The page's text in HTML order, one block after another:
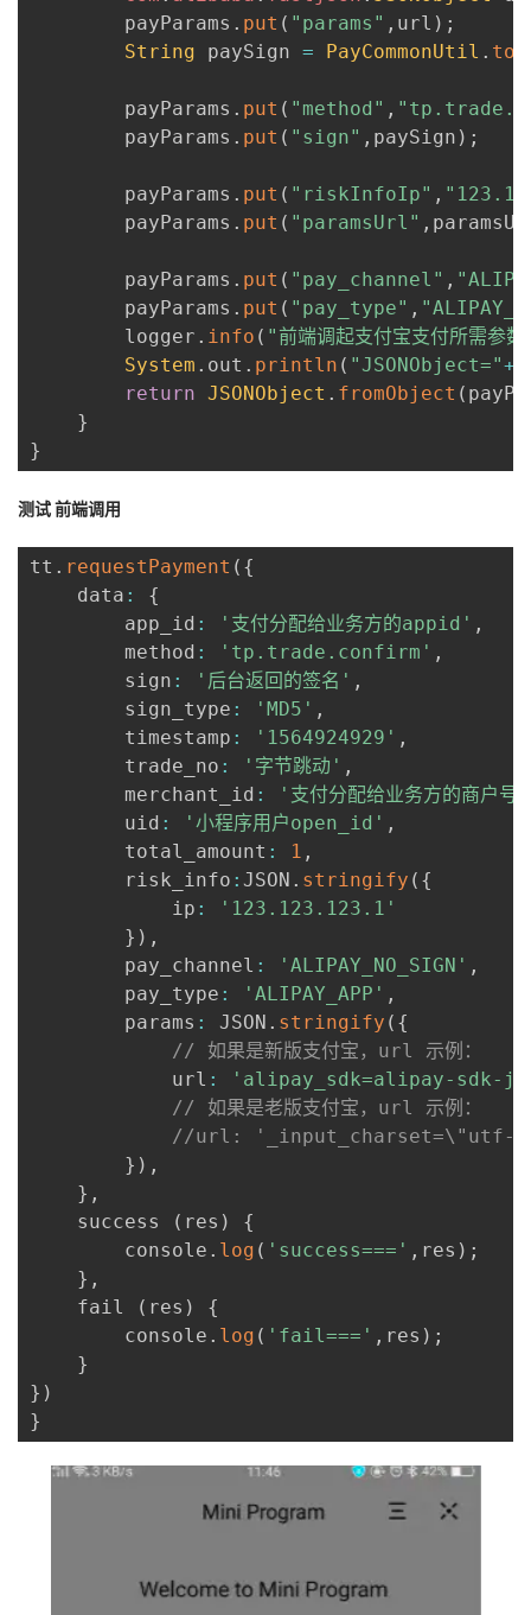
        payParams
. put ( "params" , url ) ;
String paySign = PayCommonUtil .
        payParams
. put ( "method" ,
        payParams
. put ( "sign" , paySign ) ;
        payParams
. put ( "riskInfoIp" ,
        payParams
. put ( "paramsUrl" ,
        payParams
. put ( "pay_channel" ,
        payParams
. put ( "pay_type" ,
        logger
. info ( "前端调起支付宝支付所需参
System . out . println ( "JSONObject="+
return JSONObject . fromObject (
}
}
测试 前端调用
tt . requestPayment ( {
    data
:
{
        app_id
: '支付分配给业务方的appid' ,
        method
: 'tp.trade.confirm' ,
        sign
: '后台返回的签名' ,
        sign_type
: 'MD5' ,
        timestamp
: '1564924929' ,
        trade_no
: '字节跳动' ,
        merchant_id
: '支付分配给业务方的商户号'
        uid
: '小程序用户open_id' ,
        total_amount
: 1 ,
        risk_info
: JSON . stringify ( {
            ip
:
'123.123.123.1'
} ) ,
        pay_channel
: 'ALIPAY_NO_SIGN' ,
        pay_type
: 'ALIPAY_APP' ,
        params
: JSON . stringify ( {
// 如果是新版支付宝，url 示例：
            url
:
'alipay_sdk=alipay-sdk-java-
// 如果是老版支付宝，url 示例：
//url: '_input_charset=\"utf-
} ) ,
} ,
    success
( res )
{
        console
. log ( 'success===' , res ) ;
} ,
    fail
( res )
{
        console
. log ( 'fail===' , res ) ;
}
} )
}